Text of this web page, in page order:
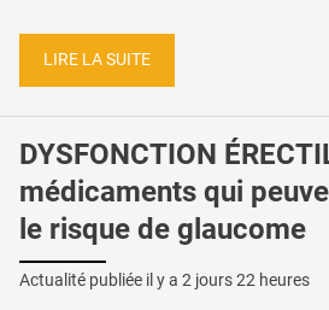
LIRE LA SUITE
DYSFONCTION
médicaments qui
le risque de glaucome
Actualité publiée il y a 2 jours 22 heures